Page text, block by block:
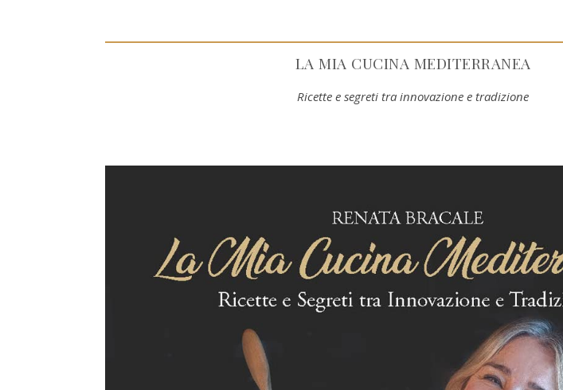
LA MIA CUCINA MEDITERRANEA
Ricette e segreti tra innovazione e tradizione